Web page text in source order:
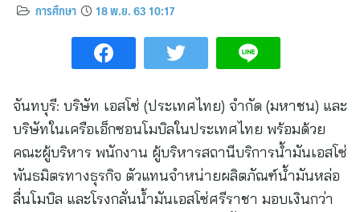
การศึกษา 18 พ.ย. 63 10:17
จันทบุรี: บริษัท เอสโซ่ (ประเทศไทย) จำกัด (มหาชน) และ
บริษัทในเครือเอ็กซอนโมบิลในประเทศไทย พร้อมด้วย
คณะผู้บริหาร พนักงาน ผู้บริหารสถานีบริการน้ำมันเอสโซ่
พันธมิตรทางธุรกิจ ตัวแทนจำหน่ายผลิตภัณฑ์น้ำมันหล่อ
ลื่นโมบิล และโรงกลั่นน้ำมันเอสโซ่ศรีราชา มอบเงินกว่า